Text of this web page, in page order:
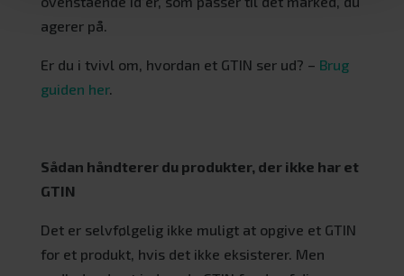
agerer på.
Er du i tvivl om, hvordan et GTIN ser ud? – Brug
guiden her.
Sådan håndterer du produkter, der ikke har et
GTIN
Det er selvfølgelig ikke muligt at opgive et GTIN
for et produkt, hvis det ikke eksisterer. Men